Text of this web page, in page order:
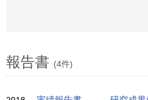
報告書 (4件)